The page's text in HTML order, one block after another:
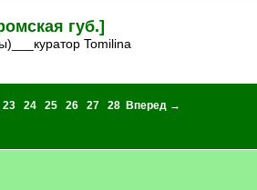
губ.]
Tomilina
23 24 25 26 27 28
Вперед →